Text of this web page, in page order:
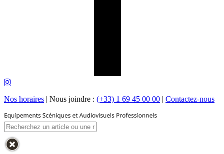
Nos horaires | Nous joindre : (+33) 1 69 45 00 00 | Contactez-nous